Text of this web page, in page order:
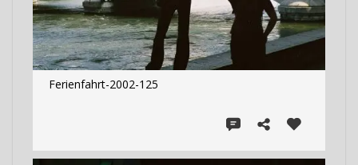
Ferienfahrt-2002-125